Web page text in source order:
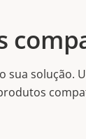
sua solução.